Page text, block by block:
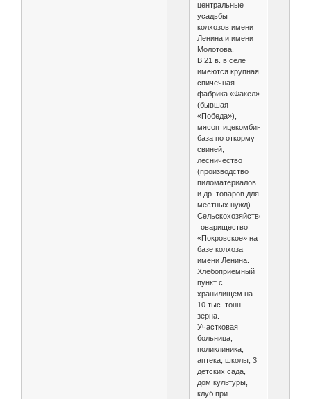
центральные
усадьбы
колхозов имени
Ленина и имени
Молотова.
В 21 в. в селе
имеются крупная
спичечная
фабрика «Факел»
(бывшая
«Победа»),
мясоптицекомбинат,
база по откорму
свиней,
лесничество
(производство
пиломатериалов
и др. товаров для
местных нужд).
Сельскохозяйственное
товарищество
«Покровское» на
базе колхоза
имени Ленина.
Хлебоприемный
пункт с
хранилищем на
10 тыс. тонн
зерна.
Участковая
больница,
поликлиника,
аптека, школы, 3
детских сада,
дом культуры,
клуб при